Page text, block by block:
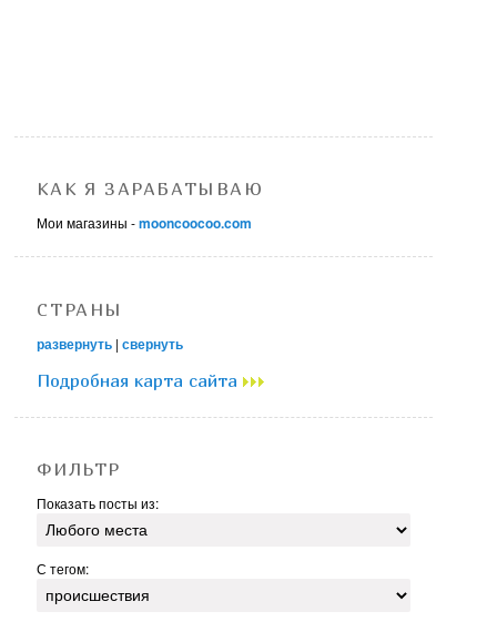
КАК Я ЗАРАБАТЫВАЮ
Мои магазины -mooncoocoo.com
СТРАНЫ
развернуть |свернуть
Подробная карта сайта
ФИЛЬТР
Показать посты из:
С тегом: